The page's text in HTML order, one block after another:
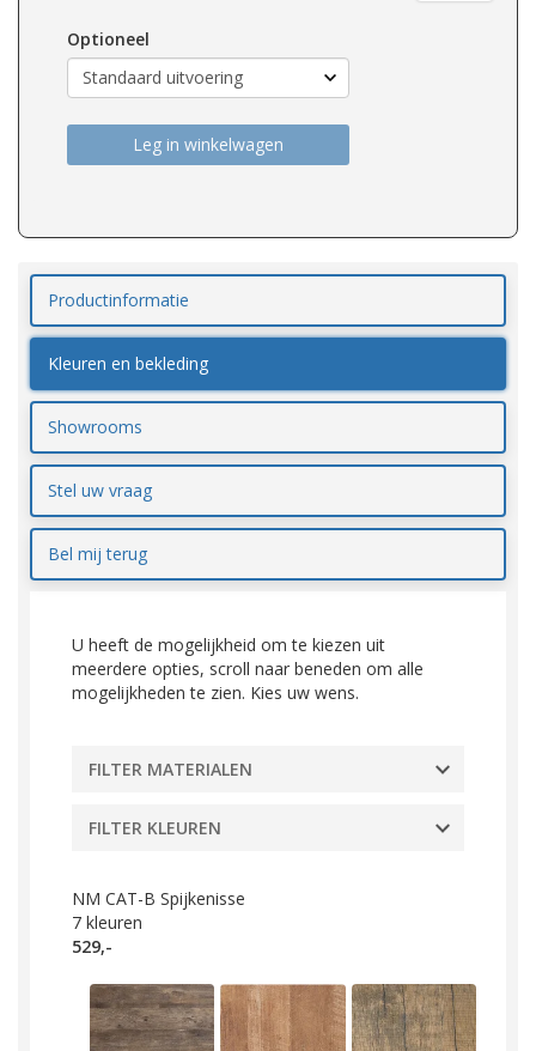
Optioneel
Leg in winkelwagen
Productinformatie
Kleuren en bekleding
Showrooms
Stel uw vraag
Bel mij terug
U heeft de mogelijkheid om te kiezen uit
meerdere opties, scroll naar beneden om alle
mogelijkheden te zien. Kies uw wens.
FILTER MATERIALEN
FILTER KLEUREN
NM CAT-B Spijkenisse
7 kleuren
529,-